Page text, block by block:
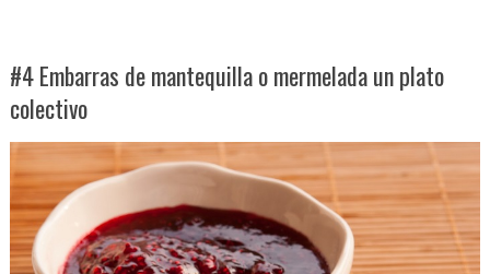
#4 Embarras de mantequilla o mermelada un plato
colectivo